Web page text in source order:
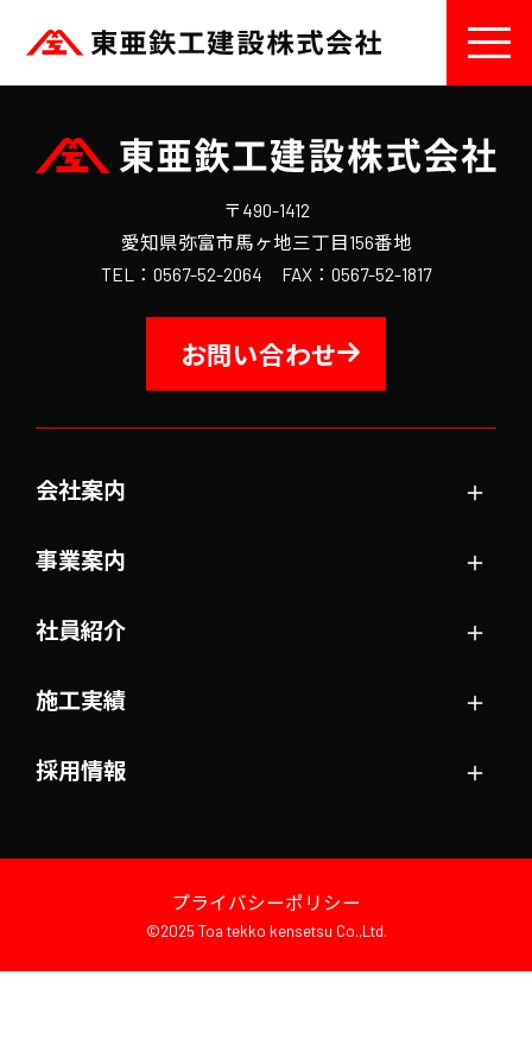
〒490-1412
愛知県弥富市馬ヶ地三丁目156番地
TEL：0567-52-2064 FAX：0567-52-1817
お問い合わせ
会社案内 ＋
事業案内 ＋
社員紹介 ＋
施工実績 ＋
採用情報 ＋
プライバシーポリシー
©2025 Toa tekko kensetsu Co.,Ltd.